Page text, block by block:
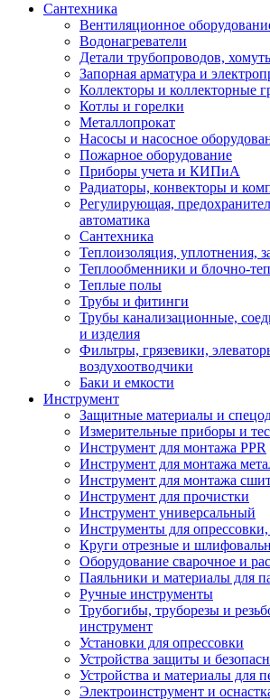
Сантехника
Вентиляционное
Водонагреватели
Детали трубопроводов,
Запорная арматура и
Коллекторы и коллекторные
Котлы и горелки
Металлопрокат
Насосы и насосное
Пожарное оборудование
Приборы учета и КИПиА
Радиаторы, конвекторы и
Регулирующая,
автоматика
Сантехника
Теплоизоляция, уплотнения,
Теплообменники и блочно-
Теплые полы
Трубы и фитинги
Трубы канализационные,
и изделия
Фильтры, грязевики,
воздухоотводчики
Баки и емкости
Инструмент
Защитные материалы и
Измерительные приборы и
Инструмент для монтажа PPR
Инструмент для монтажа
Инструмент для монтажа
Инструмент для прочистки
Инструмент универсальный
Инструменты для
Круги отрезные и
Оборудование сварочное и
Паяльники и материалы для
Ручные инструменты
Трубогибы, труборезы и
инструмент
Установки для опрессовки
Устройства защиты и
Устройства и материалы для
Электроинструмент и